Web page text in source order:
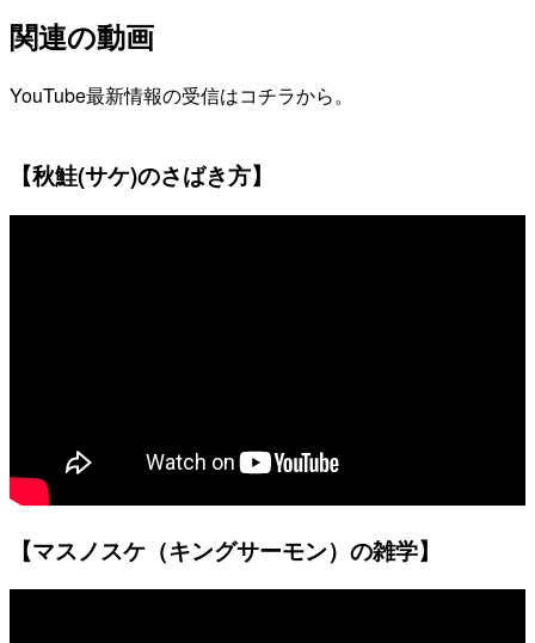
関連の動画
YouTube最新情報の受信はコチラから。
【秋鮭(サケ)のさばき方】
【マスノスケ（キングサーモン）の雑学】